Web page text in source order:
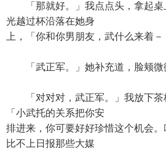
「那就好。」我点点头，拿起桌
光越过杯沿落在她身
上，「你和你男朋友，武什么来着－
「武正军。」她补充道，脸颊微
「对对对，武正军。」我放下茶
「小武托的关系把你安
排进来，你可要好好珍惜这个机会
比不上日报那些大媒